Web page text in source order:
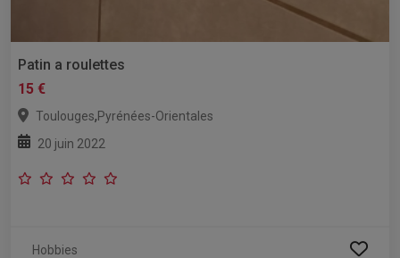
Patin a roulettes
15 €
Toulouges,Pyrénées-Orientales
20 juin 2022
Hobbies